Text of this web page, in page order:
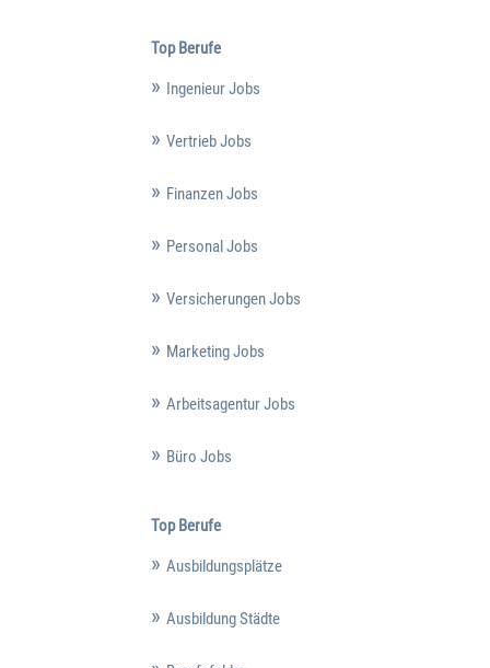
Top Berufe
Ingenieur Jobs
Vertrieb Jobs
Finanzen Jobs
Personal Jobs
Versicherungen Jobs
Marketing Jobs
Arbeitsagentur Jobs
Büro Jobs
Top Berufe
Ausbildungsplätze
Ausbildung Städte